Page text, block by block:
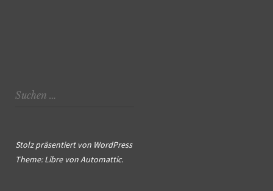
Suchen
Stolz präsentiert von WordPress
Theme: Libre vonAutomattic.